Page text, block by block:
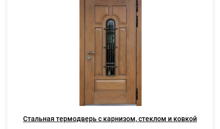
Стальная термодверь с карнизом, стеклом и ковкой